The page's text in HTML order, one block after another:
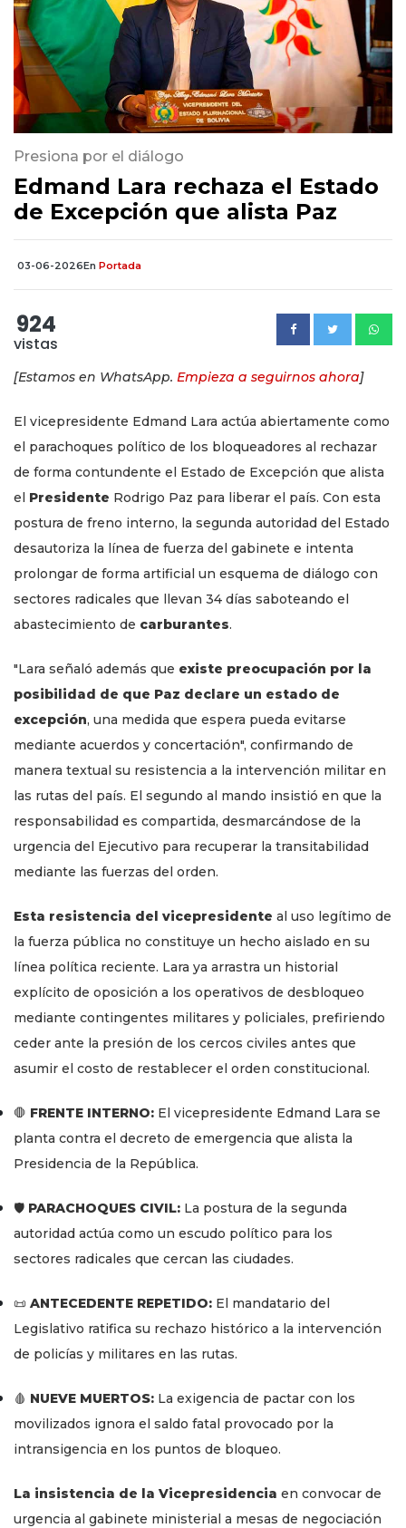
Presiona por el diálogo
Edmand Lara rechaza el Estado
de Excepción que alista Paz
03-06-2026En Portada
924
vistas
[Estamos en WhatsApp. Empieza a seguirnos ahora]
El vicepresidente Edmand Lara actúa abiertamente como
el parachoques político de los bloqueadores al rechazar
de forma contundente el Estado de Excepción que alista
el Presidente Rodrigo Paz para liberar el país. Con esta
postura de freno interno, la segunda autoridad del Estado
desautoriza la línea de fuerza del gabinete e intenta
prolongar de forma artificial un esquema de diálogo con
sectores radicales que llevan 34 días saboteando el
abastecimiento de carburantes.
"Lara señaló además que existe preocupación por la
posibilidad de que Paz declare un estado de
excepción, una medida que espera pueda evitarse
mediante acuerdos y concertación", confirmando de
manera textual su resistencia a la intervención militar en
las rutas del país. El segundo al mando insistió en que la
responsabilidad es compartida, desmarcándose de la
urgencia del Ejecutivo para recuperar la transitabilidad
mediante las fuerzas del orden.
Esta resistencia del vicepresidente al uso legítimo de
la fuerza pública no constituye un hecho aislado en su
línea política reciente. Lara ya arrastra un historial
explícito de oposición a los operativos de desbloqueo
mediante contingentes militares y policiales, prefiriendo
ceder ante la presión de los cercos civiles antes que
asumir el costo de restablecer el orden constitucional.
🛑 FRENTE INTERNO: El vicepresidente Edmand Lara se
planta contra el decreto de emergencia que alista la
Presidencia de la República.
🛡️ PARACHOQUES CIVIL: La postura de la segunda
autoridad actúa como un escudo político para los
sectores radicales que cercan las ciudades.
📜 ANTECEDENTE REPETIDO: El mandatario del
Legislativo ratifica su rechazo histórico a la intervención
de policías y militares en las rutas.
🩸 NUEVE MUERTOS: La exigencia de pactar con los
movilizados ignora el saldo fatal provocado por la
intransigencia en los puntos de bloqueo.
La insistencia de la Vicepresidencia en convocar de
urgencia al gabinete ministerial a mesas de negociación